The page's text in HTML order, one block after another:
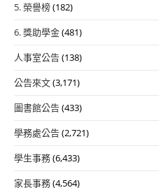
5. 榮譽榜(182)
6. 獎助學金(481)
人事室公告(138)
公告來文(3,171)
圖書館公告(433)
學務處公告(2,721)
學生事務(6,433)
家長事務(4,564)